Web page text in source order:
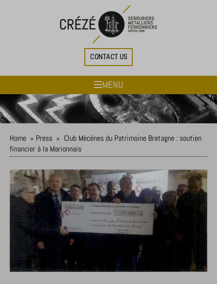
CONTACT US
MENU
Home » Press » Club Mécènes du Patrimoine Bretagne : soutien
financier à la Marionnais